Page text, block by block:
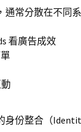
常分散在不同系
看廣告成效
份整合（